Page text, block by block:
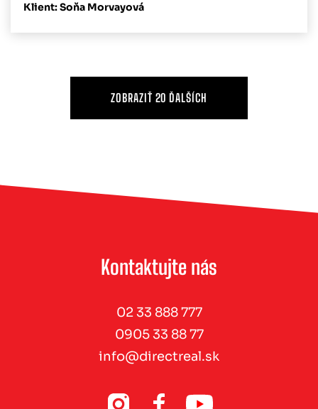
Klient: Soňa Morvayová
ZOBRAZIŤ 20 ĎALŠÍCH
Kontaktujte nás
02 33 888 777
0905 33 88 77
info@directreal.sk